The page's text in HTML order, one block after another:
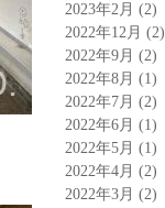
2023年2月 (2)
2022年12月 (2)
2022年9月 (2)
2022年8月 (1)
2022年7月 (2)
2022年6月 (1)
2022年5月 (1)
2022年4月 (2)
2022年3月 (2)